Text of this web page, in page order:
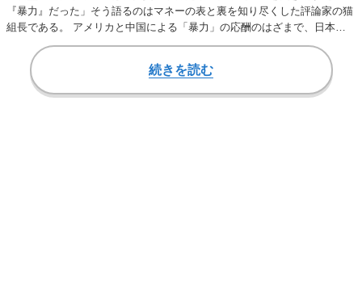
『暴力』だった」そう語るのはマネーの表と裏を知り尽くした評論家の猫
組長である。 アメリカと中国による「暴力」の応酬のはざまで、日本の
〈投資家たちの取る…
続きを読む